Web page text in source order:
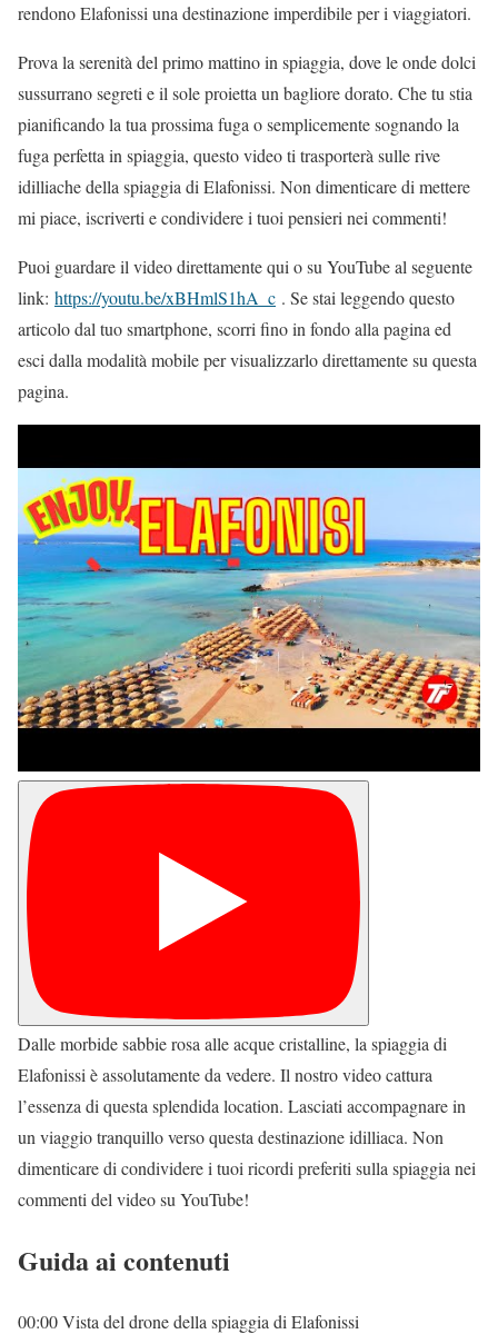
rendono Elafonissi una destinazione imperdibile per i viaggiatori.
Prova la serenità del primo mattino in spiaggia, dove le onde dolci
sussurrano segreti e il sole proietta un bagliore dorato. Che tu stia
pianificando la tua prossima fuga o semplicemente sognando la
fuga perfetta in spiaggia, questo video ti trasporterà sulle rive
idilliache della spiaggia di Elafonissi. Non dimenticare di mettere
mi piace, iscriverti e condividere i tuoi pensieri nei commenti!
Puoi guardare il video direttamente qui o su YouTube al seguente
link: https://youtu.be/xBHmlS1hA_c . Se stai leggendo questo
articolo dal tuo smartphone, scorri fino in fondo alla pagina ed
esci dalla modalità mobile per visualizzarlo direttamente su questa
pagina.
Dalle morbide sabbie rosa alle acque cristalline, la spiaggia di
Elafonissi è assolutamente da vedere. Il nostro video cattura
l’essenza di questa splendida location. Lasciati accompagnare in
un viaggio tranquillo verso questa destinazione idilliaca. Non
dimenticare di condividere i tuoi ricordi preferiti sulla spiaggia nei
commenti del video su YouTube!
Guida ai contenuti
00:00 Vista del drone della spiaggia di Elafonissi